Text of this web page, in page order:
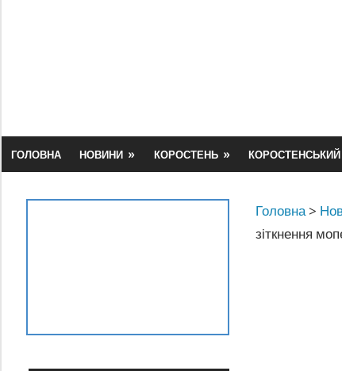
ГОЛОВНА НОВИНИ КОРОСТЕНЬ КОРОСТЕНСЬКИЙ
Головна >
зіткнення